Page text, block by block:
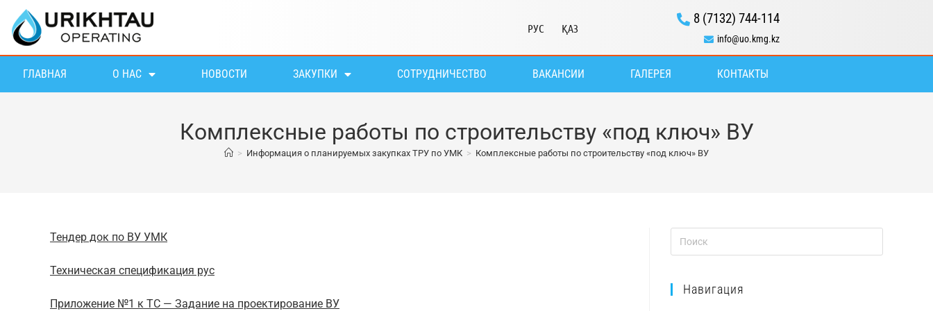
РУС ҚАЗ
8 (7132) 744-114
info@uo.kmg.kz
ГЛАВНАЯ О НАС НОВОСТИ ЗАКУПКИ СОТРУДНИЧЕСТВО ВАКАНСИИ ГАЛЕРЕЯ КОНТАКТЫ
Комплексные работы по строительству «под ключ» ВУ
> Информация о планируемых закупках ТРУ по УМК > Комплексные работы по строительству «под ключ» ВУ
Тендер док по ВУ УМК
Техническая спецификация рус
Приложение №1 к ТС — Задание на проектирование ВУ
Навигация